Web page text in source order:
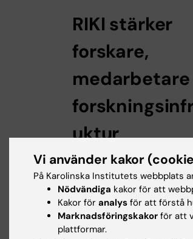
RIKI stärker
forskare,
medarbetare
uktur
- RIKI är tänkt att skapa
möjligheter för forskare
genom att underlätta
tekniker, bland annat via
(EmTech). Dessutom
för medarbetare inom
Vi använder kakor
På Karolinska Institutets webbplats
Nödvändiga kakor för att
Kakor för analys för att förstå
Marknadsföringskakor för att
plattformar.